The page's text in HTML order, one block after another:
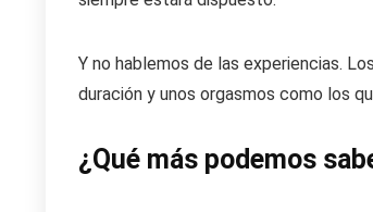
Y no hablemos de las experiencias.
duración y unos orgasmos como los
¿Qué más podemos